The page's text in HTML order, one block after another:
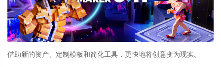
借助新的资产、定制模板和简化工具，更快地将创意变为现实。